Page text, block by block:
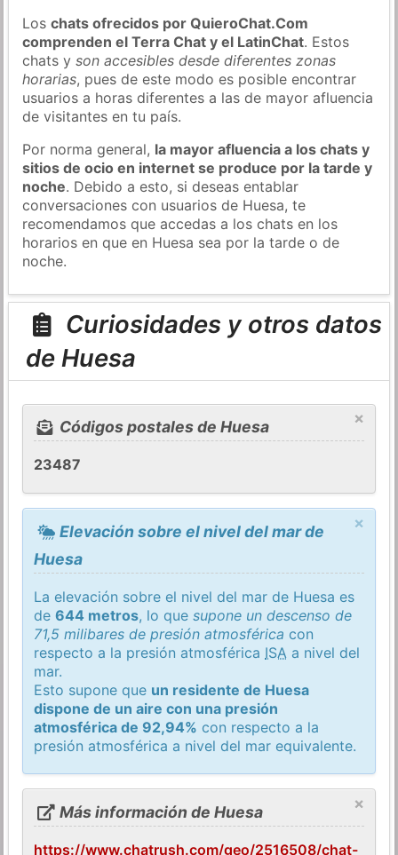
Loschats ofrecidos por QuieroChat.Com
comprenden el Terra Chat y el LatinChat. Estos
chats yson accesibles desde diferentes zonas
horarias, pues de este modo es posible encontrar
usuarios a horas diferentes a las de mayor afluencia
de visitantes en tu país.
Por norma general, la mayor afluencia a los chats y
sitios de ocio en internet se produce por la tarde y
noche. Debido a esto, si deseas entablar
conversaciones con usuarios de Huesa, te
recomendamos que accedas a los chats en los
horarios en que en Huesa sea por la tarde o de
noche.
Curiosidades y otros datos
de Huesa
×
Códigos postales de Huesa
23487
×
Elevación sobre el nivel del mar de
Huesa
La elevación sobre el nivel del mar de Huesa es
de644 metros, lo quesupone un descenso de
71,5 milibares de presión atmosférica con
respecto a la presión atmosférica ISA a nivel del
mar.
Esto supone que un residente de Huesa
dispone de un aire con una presión
atmosférica de 92,94% con respecto a la
presión atmosférica a nivel del mar equivalente.
×
Más información de Huesa
https://www.chatrush.com/geo/2516508/chat-